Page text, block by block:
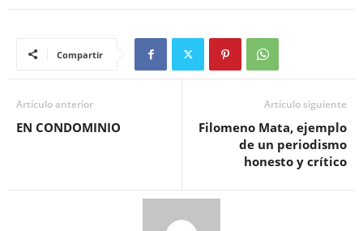
Compartir
Artículo anterior
EN CONDOMINIO
Artículo siguiente
Filomeno Mata, ejemplo
de un periodismo
honesto y crítico